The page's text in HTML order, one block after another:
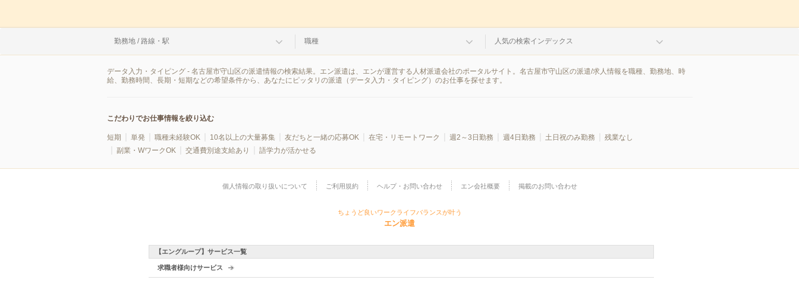
勤務地 / 路線・駅 職種 人気の検索インデックス
データ入力・タイピング - 名古屋市守山区の派遣情報の検索結果。エン派遣は、エンが運営する人材派遣会社のポータルサイト。名古屋市守山区の派遣/求人情報を職種、勤務地、時
給、勤務時間、長期・短期などの希望条件から、あなたにピッタリの派遣（データ入力・タイピング）のお仕事を探せます。
こだわりでお仕事情報を絞り込む
短期 単発 職種未経験OK 10名以上の大量募集 友だちと一緒の応募OK 在宅・リモートワーク 週2～3日勤務 週4日勤務 土日祝のみ勤務
残業なし
副業・WワークOK
交通費別途支給あり 語学力が活かせる
個人情報の取り扱いについて ご利用規約 ヘルプ・お問い合わせ エン会社概要 掲載のお問い合わせ
ちょうど良いワークライフバランスが叶う
エン派遣
【エングループ】サービス一覧
求職者様向けサービス